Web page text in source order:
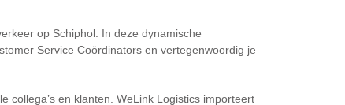
op Schiphol. In deze dynamische
Service Coördinators en vertegenwoordig je
collega’s en klanten. WeLink Logistics importeert